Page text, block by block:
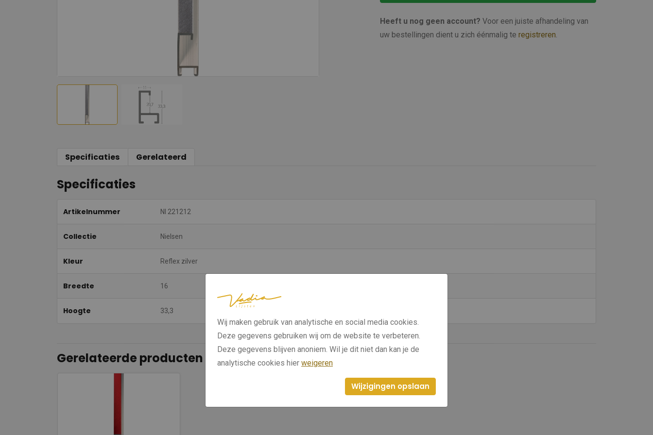
Heeft u nog geen account? Voor een juiste afhandeling van
uw bestellingen dient u zich éénmalig te registreren.
Specificaties Gerelateerd
Specificaties
Artikelnummer NI 221212
Collectie Nielsen
Kleur Reflex zilver
Breedte 16
Hoogte 33,3
Gerelateerde producten
Wij maken gebruik van analytische en social media cookies.
Deze gegevens gebruiken wij om de website te verbeteren.
Deze gegevens blijven anoniem. Wil je dit niet dan kan je de
analytische cookies hier weigeren
Wijzigingen opslaan